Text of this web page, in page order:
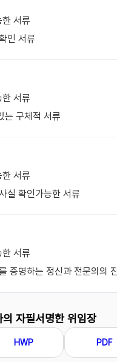
서류
인 서류
서류
는 구체적 서류
서류
실 확인가능한 서류
서류
증명하는 정신과 전문의의
의 자필서명한 위임장
HWP PDF